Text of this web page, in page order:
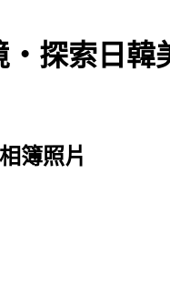
・探索日韓
簿照片